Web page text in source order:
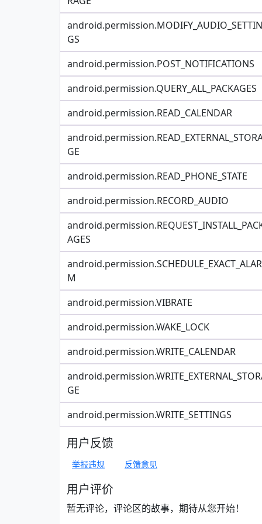
android.permission.MODIFY_AUDIO_SETTIN
GS
android.permission.POST_NOTIFICATIONS
android.permission.QUERY_ALL_PACKAGES
android.permission.READ_CALENDAR
GE
android.permission.READ_PHONE_STATE
android.permission.RECORD_AUDIO
AGES
android.permission.SCHEDULE_EXACT_ALAR
M
android.permission.VIBRATE
android.permission.WAKE_LOCK
android.permission.WRITE_CALENDAR
GE
android.permission.WRITE_SETTINGS
用户反馈
举报违规 反馈意见
用户评价
暂无评论，评论区的故事，期待从您开始！